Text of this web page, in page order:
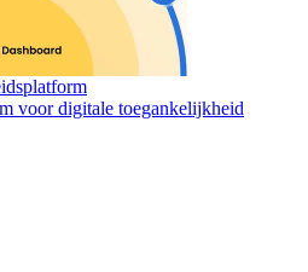
voor digitale toegankelijkheid